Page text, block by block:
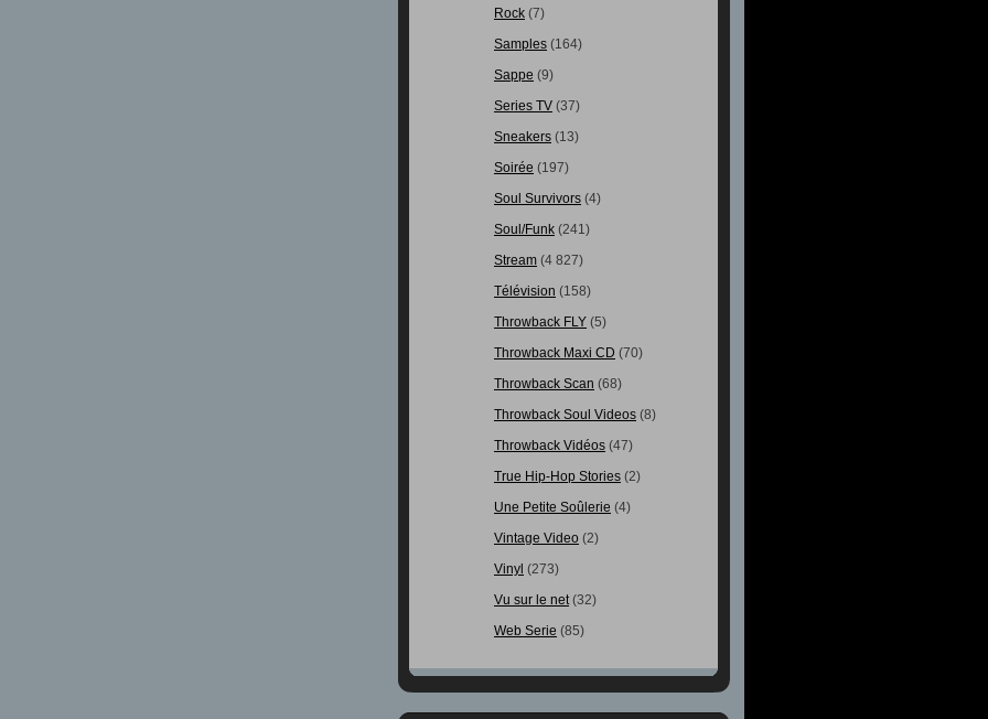
Rock (7)
Samples (164)
Sappe (9)
Series TV (37)
Sneakers (13)
Soirée (197)
Soul Survivors (4)
Soul/Funk (241)
Stream (4 827)
Télévision (158)
Throwback FLY (5)
Throwback Maxi CD (70)
Throwback Scan (68)
Throwback Soul Videos (8)
Throwback Vidéos (47)
True Hip-Hop Stories (2)
Une Petite Soûlerie (4)
Vintage Video (2)
Vinyl (273)
Vu sur le net(32)
Web Serie (85)